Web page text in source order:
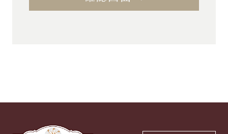
1.当社は、個人情報に関する法令
・ ご本人確認、制作体験申込